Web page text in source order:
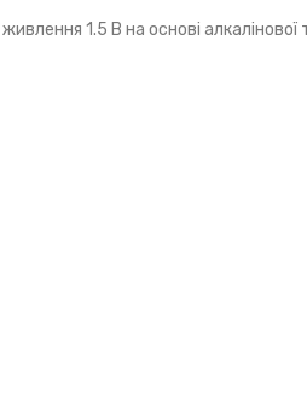
1.5 В на основі